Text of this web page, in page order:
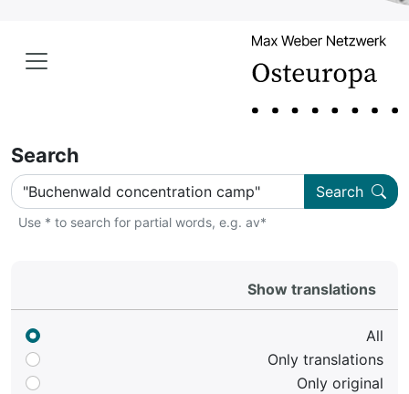
Search
Search
Use * to search for partial words, e.g. av*
Show translations
All
Only translations
Only original